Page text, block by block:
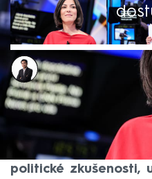
Viet Tran
Akt. 19. čvn 2024, 22:43
• 19.
Na Danuši Nerudovou
neútočila. Pouze
na eurokomisařku a
politické zkušenosti,